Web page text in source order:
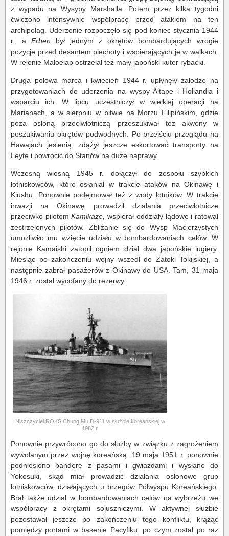
z wypadu na Wysypy Marshalla. Potem przez kilka tygodni
ćwiczono intensywnie współpracę przed atakiem na ten
archipelag. Uderzenie rozpoczęło się pod koniec stycznia 1944
r., a Erben był jednym z okrętów bombardujących wrogie
pozycje przed desantem piechoty i wspierających je w walkach.
W rejonie Maloelap ostrzelał też mały japoński kuter rybacki.
Druga połowa marca i kwiecień 1944 r. upłynęły załodze na
przygotowaniach do uderzenia na wyspy Aitape i Hollandia i
wsparciu ich. W lipcu uczestniczył w wielkiej operacji na
Marianach, a w sierpniu w bitwie na Morzu Filipińskim, gdzie
poza osłoną przeciwlotniczą przeszukiwał też akweny w
poszukiwaniu okrętów podwodnych. Po przejściu przeglądu na
Hawajach jesienią, zdążył jeszcze eskortować transporty na
Leyte i powrócić do Stanów na duże naprawy.
Wczesną wiosną 1945 r. dołączył do zespołu szybkich
lotniskowców, które osłaniał w trakcie ataków na Okinawę i
Kiushu. Ponownie podejmował też z wody lotników. W trakcie
inwazji na Okinawę prowadził działania przeciwlotnicze
przeciwko pilotomKamikaze, wspierał oddziały lądowe i ratował
zestrzelonych pilotów. Zbliżanie się do Wysp Macierzystych
umożliwiło mu wzięcie udziału w bombardowaniach celów. W
rejonie Kamaishi zatopił ogniem dział dwa japońskie lugiery.
Miesiąc po zakończeniu wojny wszedł do Zatoki Tokijskiej, a
następnie zabrał pasażerów z Okinawy do USA. Tam, 31 maja
1946 r. został wycofany do rezerwy.
Niszczyciel ROKS Chung Mu D-911 w służbie koreańskiej w
1982 r.
Ponownie przywrócono go do służby w związku z zagrożeniem
wywołanym przez wojnę koreańską. 19 maja 1951 r. ponownie
podniesiono banderę z pasami i gwiazdami i wysłano do
Yokosuki, skąd miał prowadzić działania osłonowe grup
lotniskowców, działających u brzegów Półwyspu Koreańskiego.
Brał także udział w bombardowaniach celów na wybrzeżu we
współpracy z okrętami sojuszniczymi. W aktywnej służbie
pozostawał jeszcze po zakończeniu tego konfliktu, krążąc
pomiędzy portami w basenie Pacyfiku, po czym został po raz